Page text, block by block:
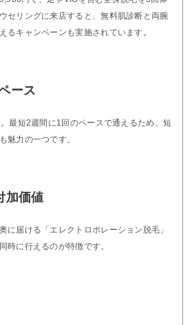
セリングに来店すると、無料肌診断と両腕
るキャンペーンも実施されています。
ース
最短2週間に1回のペースで通えるため、短
魅力の一つです。
加価値
に届ける「エレクトロポレーション脱毛」
時に行えるのが特徴です。